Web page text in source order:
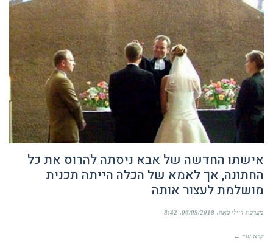
אישתו החדשה של אבא ניסתה להרוס את כל
החתונה, אך לאמא של הכלה הייתה תכנית
מושלמת לעצור אותה
מערכת דיילי באזז 06/09/2018
8:42
קרא עוד ←